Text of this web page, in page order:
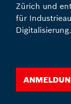
Zürich und
für
Digitalisierung.